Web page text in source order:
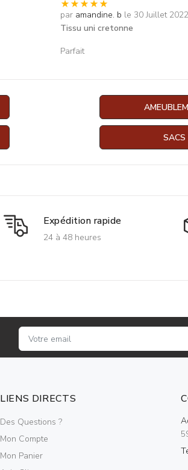
par amandine. b le 30 Juillet 2022
Tissu uni cretonne
Parfait
SACS
Expédition rapide
24 à 48 heures
LIENS DIRECTS
Des Questions ?
Mon Compte
Mon Panier